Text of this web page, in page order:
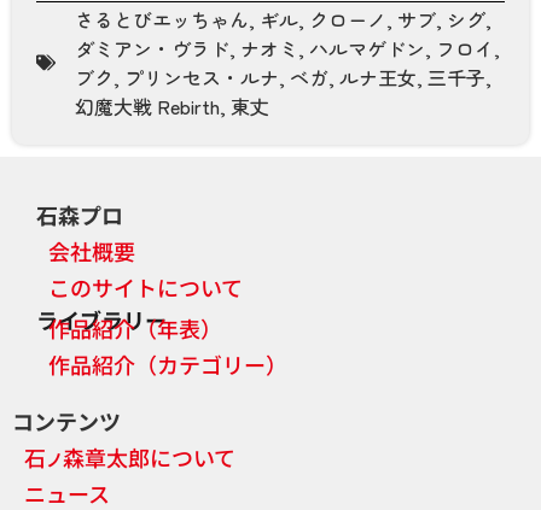
さるとびエッちゃん, ギル, クローノ, サブ, シグ,
ダミアン・ヴラド, ナオミ , ハルマゲドン, フロイ ,
ブク, プリンセス・ルナ, ベガ, ルナ王女, 三千子,
幻魔大戦 Rebirth, 東丈
石森プロ
会社概要
このサイトについて
ライブラリー
作品紹介（年表）
作品紹介（カテゴリー）
コンテンツ
石ノ森章太郎について
ニュース